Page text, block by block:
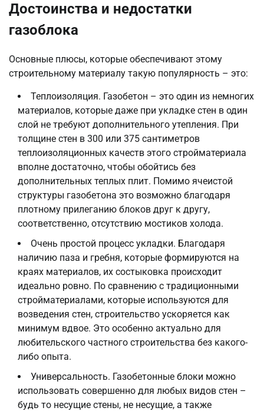
Достоинства и недостатки
газоблока
Основные плюсы, которые обеспечивают этому
строительному материалу такую популярность – это:
Теплоизоляция. Газобетон – это один из немногих
материалов, которые даже при укладке стен в один
слой не требуют дополнительного утепления. При
толщине стен в 300 или 375 сантиметров
теплоизоляционных качеств этого стройматериала
вполне достаточно, чтобы обойтись без
дополнительных теплых плит. Помимо ячеистой
структуры газобетона это возможно благодаря
плотному прилеганию блоков друг к другу,
соответственно, отсутствию мостиков холода.
Очень простой процесс укладки. Благодаря
наличию паза и гребня, которые формируются на
краях материалов, их состыковка происходит
идеально ровно. По сравнению с традиционными
стройматериалами, которые используются для
возведения стен, строительство ускоряется как
минимум вдвое. Это особенно актуально для
любительского частного строительства без какого-
либо опыта.
Универсальность. Газобетонные блоки можно
использовать совершенно для любых видов стен –
будь то несущие стены, не несущие, а также